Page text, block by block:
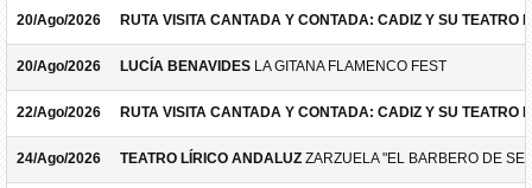
20/Ago/2026 RUTA VISITA CANTADA Y CONTADA: CADIZ Y SU TEATRO
20/Ago/2026 LUCÍA BENAVIDES LA GITANA FLAMENCO FEST
22/Ago/2026 RUTA VISITA CANTADA Y CONTADA: CADIZ Y SU TEATRO
24/Ago/2026 TEATRO LÍRICO ANDALUZ ZARZUELA "EL BARBERO DE